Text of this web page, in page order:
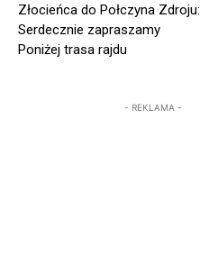
Złocieńca do Połczyna Zdroju:
Serdecznie zapraszamy
Poniżej trasa rajdu
- REKLAMA -